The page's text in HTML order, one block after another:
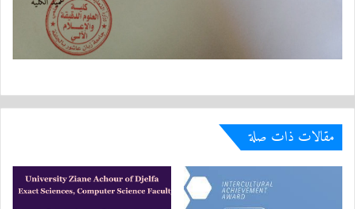
مقالات ذات صلة